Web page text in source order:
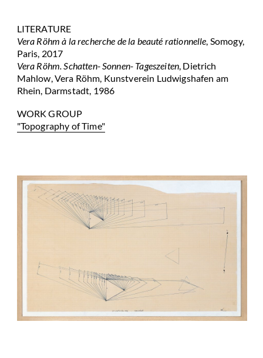
LITERATURE
Vera Röhm à la recherche de la beauté rationnelle, Somogy,
Paris, 2017
Vera Röhm. Schatten- Sonnen- Tageszeiten, Dietrich
Mahlow, Vera Röhm, Kunstverein Ludwigshafen am
Rhein, Darmstadt, 1986
WORK GROUP
"Topography of Time"